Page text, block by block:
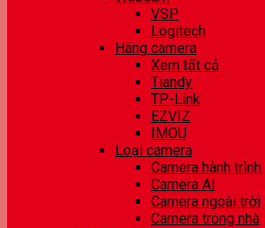
VSP
Logitech
Hãng camera
Xem tất cả
Tiandy
TP-Link
EZVIZ
IMOU
Loại camera
Camera hành trình
Camera AI
Camera ngoài trời
Camera trong nhà